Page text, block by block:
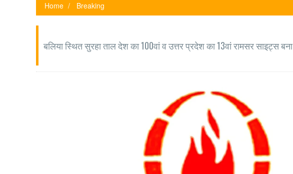
Home Breaking
बलिया स्थित सुरहा ताल देश का 100वां व उत्तर प्रदेश का 13वां रामसर साइट्स बना